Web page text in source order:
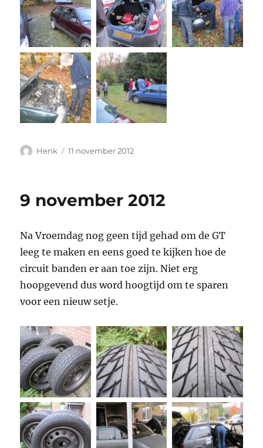
Auteur
Henk
Geplaatst
11 november 2012
9 november 2012
Na Vroemdag nog geen tijd gehad om de GT
leeg te maken en eens goed te kijken hoe de
circuit banden er aan toe zijn. Niet erg
hoopgevend dus word hoogtijd om te sparen
voor een nieuw setje.